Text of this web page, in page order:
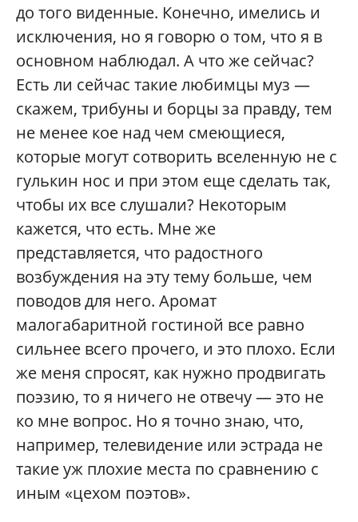
до того виденные. Конечно, имелись и
исключения, но я говорю о том, что я в
основном наблюдал. А что же сейчас?
Есть ли сейчас такие любимцы муз —
скажем, трибуны и борцы за правду, тем
не менее кое над чем смеющиеся,
которые могут сотворить вселенную не с
гулькин нос и при этом еще сделать так,
чтобы их все слушали? Некоторым
кажется, что есть. Мне же
представляется, что радостного
возбуждения на эту тему больше, чем
поводов для него. Аромат
малогабаритной гостиной все равно
сильнее всего прочего, и это плохо. Если
же меня спросят, как нужно продвигать
поэзию, то я ничего не отвечу — это не
ко мне вопрос. Но я точно знаю, что,
например, телевидение или эстрада не
такие уж плохие места по сравнению с
иным «цехом поэтов».